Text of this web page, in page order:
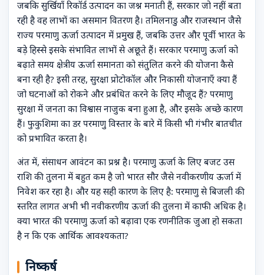
जबकि सुर्खियाँ रिकॉर्ड उत्पादन का जश्न मनाती हैं, सरकार जो नहीं बता
रही है वह लाभों का असमान वितरण है। तमिलनाडु और राजस्थान जैसे
राज्य परमाणु ऊर्जा उत्पादन में प्रमुख हैं, जबकि उत्तर और पूर्वी भारत के
बड़े हिस्से इसके संभावित लाभों से अछूते हैं। सरकार परमाणु ऊर्जा को
बढ़ाते समय क्षेत्रीय ऊर्जा समानता को संतुलित करने की योजना कैसे
बना रही है? इसी तरह, सुरक्षा प्रोटोकॉल और निकासी योजनाएँ क्या हैं
जो घटनाओं को रोकने और प्रबंधित करने के लिए मौजूद हैं? परमाणु
सुरक्षा में जनता का विश्वास नाजुक बना हुआ है, और इसके अच्छे कारण
हैं। फुकुशिमा का डर परमाणु विस्तार के बारे में किसी भी गंभीर बातचीत
को प्रभावित करता है।
अंत में, संसाधन आवंटन का प्रश्न है। परमाणु ऊर्जा के लिए बजट उस
राशि की तुलना में बहुत कम है जो भारत सौर जैसे नवीकरणीय ऊर्जा में
निवेश कर रहा है। और यह सही कारण के लिए है: परमाणु से बिजली की
स्तरित लागत अभी भी नवीकरणीय ऊर्जा की तुलना में काफी अधिक है।
क्या भारत की परमाणु ऊर्जा को बढ़ावा एक रणनीतिक जुआ हो सकता
है न कि एक आर्थिक आवश्यकता?
निष्कर्ष